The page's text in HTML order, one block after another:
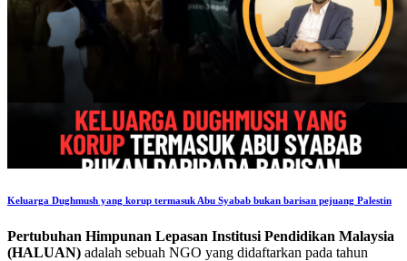
Keluarga Dughmush yang korup termasuk Abu Syabab bukan barisan pejuang Palestin
Pertubuhan Himpunan Lepasan Institusi Pendidikan Malaysia
(HALUAN) adalah sebuah NGO yang didaftarkan pada tahun